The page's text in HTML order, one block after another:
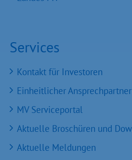
Services
Kontakt für Investoren
Einheitlicher Ansprechpartner
MV Serviceportal
Aktuelle Broschüren und
Aktuelle Meldungen